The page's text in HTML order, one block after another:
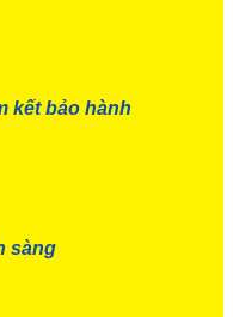
kết bảo hành
sàng